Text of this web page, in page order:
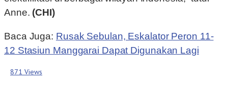
Anne. (CHI)
Baca Juga: Rusak Sebulan, Eskalator Peron 11-
12 Stasiun Manggarai Dapat Digunakan Lagi
871 Views